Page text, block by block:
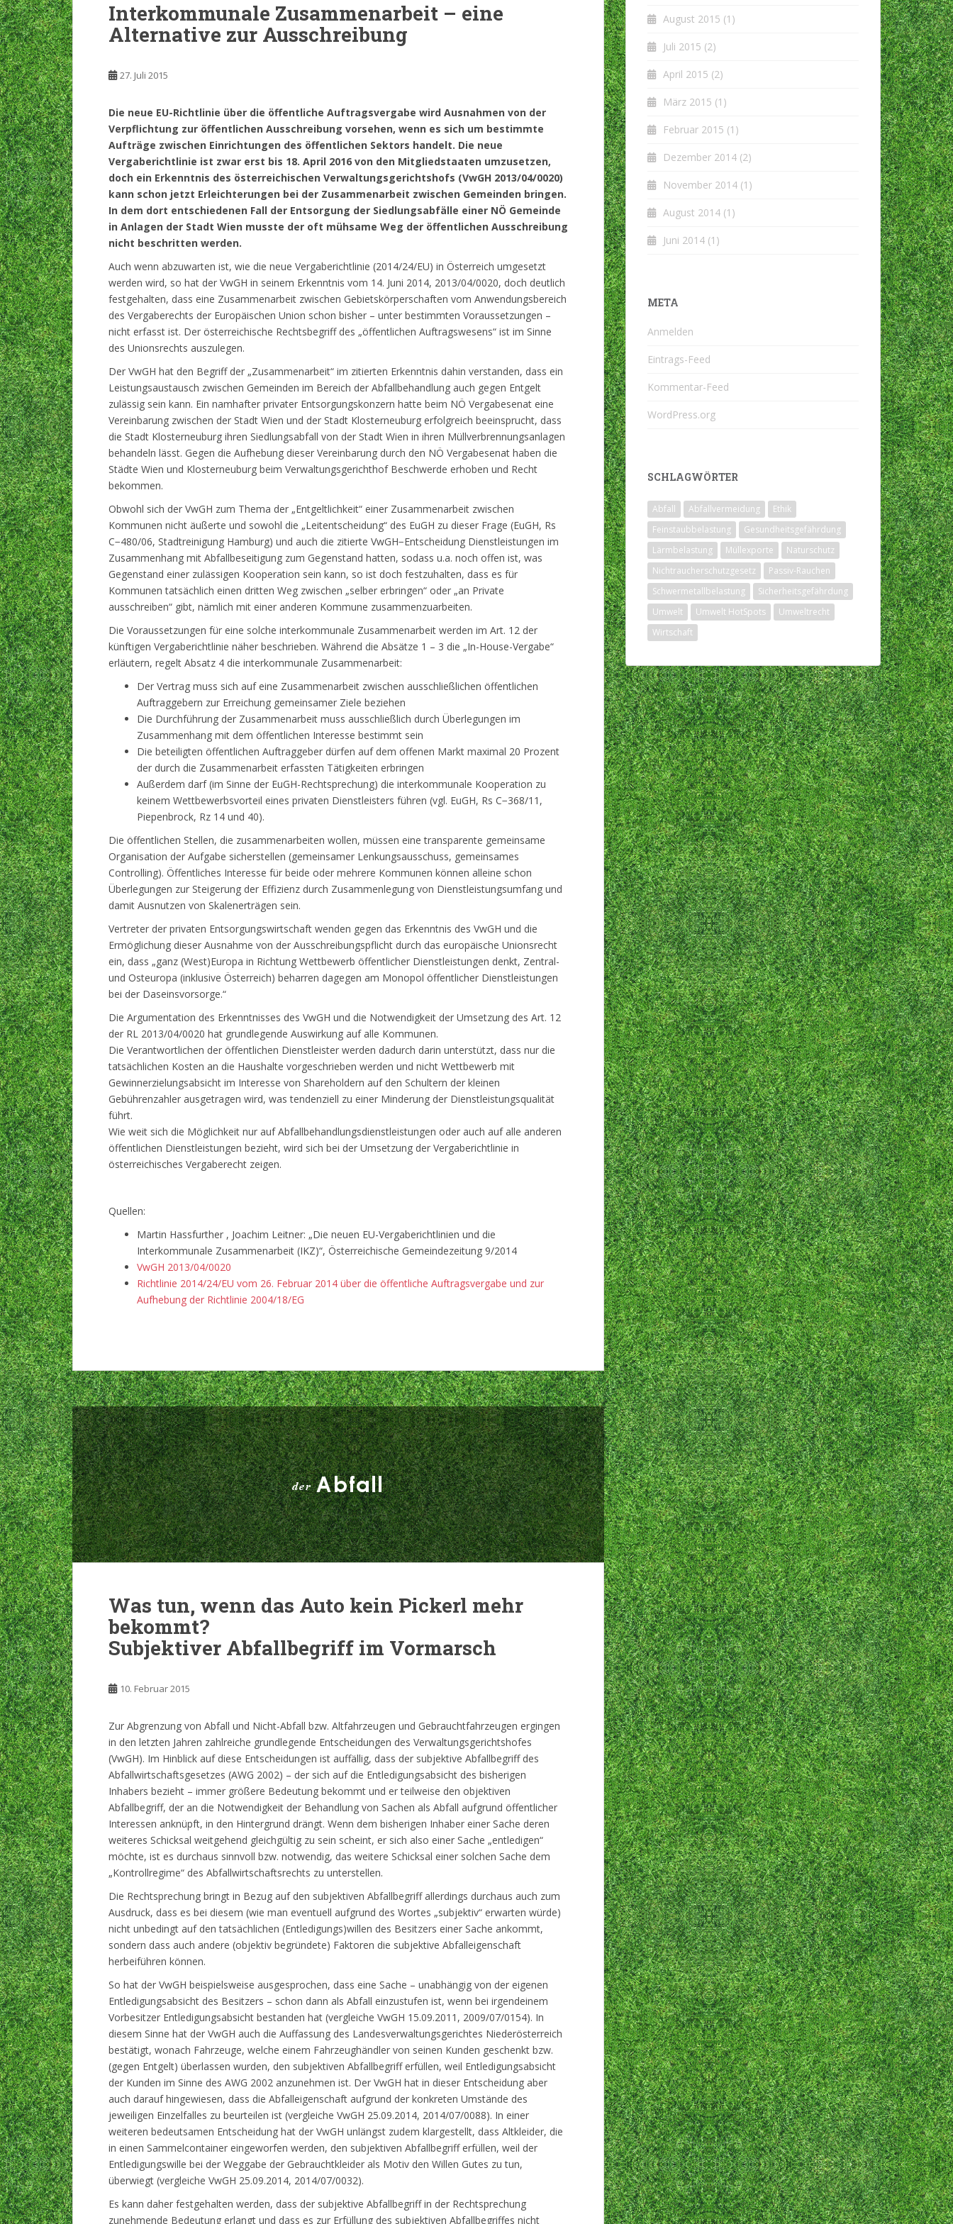
Interkommunale Zusammenarbeit – eine
Alternative zur Ausschreibung
27. Juli 2015
Die neue EU-Richtlinie über die öffentliche Auftragsvergabe wird Ausnahmen von der
Verpflichtung zur öffentlichen Ausschreibung vorsehen, wenn es sich um bestimmte
Aufträge zwischen Einrichtungen des öffentlichen Sektors handelt. Die neue
Vergaberichtlinie ist zwar erst bis 18. April 2016 von den Mitgliedstaaten umzusetzen,
doch ein Erkenntnis des österreichischen Verwaltungsgerichtshofs (VwGH 2013/04/0020)
kann schon jetzt Erleichterungen bei der Zusammenarbeit zwischen Gemeinden bringen.
In dem dort entschiedenen Fall der Entsorgung der Siedlungsabfälle einer NÖ Gemeinde
in Anlagen der Stadt Wien musste der oft mühsame Weg der öffentlichen Ausschreibung
nicht beschritten werden.
Auch wenn abzuwarten ist, wie die neue Vergaberichtlinie (2014/24/EU) in Österreich umgesetzt
werden wird, so hat der VwGH in seinem Erkenntnis vom 14. Juni 2014, 2013/04/0020, doch deutlich
festgehalten, dass eine Zusammenarbeit zwischen Gebietskörperschaften vom Anwendungsbereich
des Vergaberechts der Europäischen Union schon bisher – unter bestimmten Voraussetzungen –
nicht erfasst ist. Der österreichische Rechtsbegriff des „öffentlichen Auftragswesens“ ist im Sinne
des Unionsrechts auszulegen.
Der VwGH hat den Begriff der „Zusammenarbeit“ im zitierten Erkenntnis dahin verstanden, dass ein
Leistungsaustausch zwischen Gemeinden im Bereich der Abfallbehandlung auch gegen Entgelt
zulässig sein kann. Ein namhafter privater Entsorgungskonzern hatte beim NÖ Vergabesenat eine
Vereinbarung zwischen der Stadt Wien und der Stadt Klosterneuburg erfolgreich beeinsprucht, dass
die Stadt Klosterneuburg ihren Siedlungsabfall von der Stadt Wien in ihren Müllverbrennungsanlagen
behandeln lässt. Gegen die Aufhebung dieser Vereinbarung durch den NÖ Vergabesenat haben die
Städte Wien und Klosterneuburg beim Verwaltungsgerichthof Beschwerde erhoben und Recht
bekommen.
Obwohl sich der VwGH zum Thema der „Entgeltlichkeit“ einer Zusammenarbeit zwischen
Kommunen nicht äußerte und sowohl die „Leitentscheidung“ des EuGH zu dieser Frage (EuGH, Rs
C−480/06, Stadtreinigung Hamburg) und auch die zitierte VwGH−Entscheidung Dienstleistungen im
Zusammenhang mit Abfallbeseitigung zum Gegenstand hatten, sodass u.a. noch offen ist, was
Gegenstand einer zulässigen Kooperation sein kann, so ist doch festzuhalten, dass es für
Kommunen tatsächlich einen dritten Weg zwischen „selber erbringen“ oder „an Private
ausschreiben“ gibt, nämlich mit einer anderen Kommune zusammenzuarbeiten.
Die Voraussetzungen für eine solche interkommunale Zusammenarbeit werden im Art. 12 der
künftigen Vergaberichtlinie näher beschrieben. Während die Absätze 1 – 3 die „In-House-Vergabe“
erläutern, regelt Absatz 4 die interkommunale Zusammenarbeit:
Der Vertrag muss sich auf eine Zusammenarbeit zwischen ausschließlichen öffentlichen
Auftraggebern zur Erreichung gemeinsamer Ziele beziehen
Die Durchführung der Zusammenarbeit muss ausschließlich durch Überlegungen im
Zusammenhang mit dem öffentlichen Interesse bestimmt sein
Die beteiligten öffentlichen Auftraggeber dürfen auf dem offenen Markt maximal 20 Prozent
der durch die Zusammenarbeit erfassten Tätigkeiten erbringen
Außerdem darf (im Sinne der EuGH-Rechtsprechung) die interkommunale Kooperation zu
keinem Wettbewerbsvorteil eines privaten Dienstleisters führen (vgl. EuGH, Rs C−368/11,
Piepenbrock, Rz 14 und 40).
Die öffentlichen Stellen, die zusammenarbeiten wollen, müssen eine transparente gemeinsame
Organisation der Aufgabe sicherstellen (gemeinsamer Lenkungsausschuss, gemeinsames
Controlling). Öffentliches Interesse für beide oder mehrere Kommunen können alleine schon
Überlegungen zur Steigerung der Effizienz durch Zusammenlegung von Dienstleistungsumfang und
damit Ausnutzen von Skalenerträgen sein.
Vertreter der privaten Entsorgungswirtschaft wenden gegen das Erkenntnis des VwGH und die
Ermöglichung dieser Ausnahme von der Ausschreibungspflicht durch das europäische Unionsrecht
ein, dass „ganz (West)Europa in Richtung Wettbewerb öffentlicher Dienstleistungen denkt, Zentral-
und Osteuropa (inklusive Österreich) beharren dagegen am Monopol öffentlicher Dienstleistungen
bei der Daseinsvorsorge.“
Die Argumentation des Erkenntnisses des VwGH und die Notwendigkeit der Umsetzung des Art. 12
der RL 2013/04/0020 hat grundlegende Auswirkung auf alle Kommunen.
Die Verantwortlichen der öffentlichen Dienstleister werden dadurch darin unterstützt, dass nur die
tatsächlichen Kosten an die Haushalte vorgeschrieben werden und nicht Wettbewerb mit
Gewinnerzielungsabsicht im Interesse von Shareholdern auf den Schultern der kleinen
Gebührenzahler ausgetragen wird, was tendenziell zu einer Minderung der Dienstleistungsqualität
führt.
Wie weit sich die Möglichkeit nur auf Abfallbehandlungsdienstleistungen oder auch auf alle anderen
öffentlichen Dienstleistungen bezieht, wird sich bei der Umsetzung der Vergaberichtlinie in
österreichisches Vergaberecht zeigen.
Quellen:
Martin Hassfurther , Joachim Leitner: „Die neuen EU-Vergaberichtlinien und die
Interkommunale Zusammenarbeit (IKZ)“, Österreichische Gemeindezeitung 9/2014
VwGH 2013/04/0020
Richtlinie 2014/24/EU vom 26. Februar 2014 über die öffentliche Auftragsvergabe und zur
Aufhebung der Richtlinie 2004/18/EG
Was tun, wenn das Auto kein Pickerl mehr
bekommt?
Subjektiver Abfallbegriff im Vormarsch
10. Februar 2015
Zur Abgrenzung von Abfall und Nicht-Abfall bzw. Altfahrzeugen und Gebrauchtfahrzeugen ergingen
in den letzten Jahren zahlreiche grundlegende Entscheidungen des Verwaltungsgerichtshofes
(VwGH). Im Hinblick auf diese Entscheidungen ist auffällig, dass der subjektive Abfallbegriff des
Abfallwirtschaftsgesetzes (AWG 2002) – der sich auf die Entledigungsabsicht des bisherigen
Inhabers bezieht – immer größere Bedeutung bekommt und er teilweise den objektiven
Abfallbegriff, der an die Notwendigkeit der Behandlung von Sachen als Abfall aufgrund öffentlicher
Interessen anknüpft, in den Hintergrund drängt. Wenn dem bisherigen Inhaber einer Sache deren
weiteres Schicksal weitgehend gleichgültig zu sein scheint, er sich also einer Sache „entledigen“
möchte, ist es durchaus sinnvoll bzw. notwendig, das weitere Schicksal einer solchen Sache dem
„Kontrollregime“ des Abfallwirtschaftsrechts zu unterstellen.
Die Rechtsprechung bringt in Bezug auf den subjektiven Abfallbegriff allerdings durchaus auch zum
Ausdruck, dass es bei diesem (wie man eventuell aufgrund des Wortes „subjektiv“ erwarten würde)
nicht unbedingt auf den tatsächlichen (Entledigungs)willen des Besitzers einer Sache ankommt,
sondern dass auch andere (objektiv begründete) Faktoren die subjektive Abfalleigenschaft
herbeiführen können.
So hat der VwGH beispielsweise ausgesprochen, dass eine Sache – unabhängig von der eigenen
Entledigungsabsicht des Besitzers – schon dann als Abfall einzustufen ist, wenn bei irgendeinem
Vorbesitzer Entledigungsabsicht bestanden hat (vergleiche VwGH 15.09.2011, 2009/07/0154). In
diesem Sinne hat der VwGH auch die Auffassung des Landesverwaltungsgerichtes Niederösterreich
bestätigt, wonach Fahrzeuge, welche einem Fahrzeughändler von seinen Kunden geschenkt bzw.
(gegen Entgelt) überlassen wurden, den subjektiven Abfallbegriff erfüllen, weil Entledigungsabsicht
der Kunden im Sinne des AWG 2002 anzunehmen ist. Der VwGH hat in dieser Entscheidung aber
auch darauf hingewiesen, dass die Abfalleigenschaft aufgrund der konkreten Umstände des
jeweiligen Einzelfalles zu beurteilen ist (vergleiche VwGH 25.09.2014, 2014/07/0088). In einer
weiteren bedeutsamen Entscheidung hat der VwGH unlängst zudem klargestellt, dass Altkleider, die
in einen Sammelcontainer eingeworfen werden, den subjektiven Abfallbegriff erfüllen, weil der
Entledigungswille bei der Weggabe der Gebrauchtkleider als Motiv den Willen Gutes zu tun,
überwiegt (vergleiche VwGH 25.09.2014, 2014/07/0032).
Es kann daher festgehalten werden, dass der subjektive Abfallbegriff in der Rechtsprechung
zunehmende Bedeutung erlangt und dass es zur Erfüllung des subjektiven Abfallbegriffes nicht
August 2015 (1)
Juli 2015 (2)
April 2015 (2)
März 2015 (1)
Februar 2015 (1)
Dezember 2014 (2)
November 2014 (1)
August 2014 (1)
Juni 2014 (1)
META
Anmelden
Eintrags-Feed
Kommentar-Feed
WordPress.org
SCHLAGWÖRTER
Abfall Abfallvermeidung
Ethik
Feinstaubbelastung
Gesundheitsgefährdung
Lärmbelastung
Müllexporte
Naturschutz
Nichtraucherschutzgesetz
Passiv-Rauchen
Schwermetallbelastung
Sicherheitsgefährdung
Umwelt
Umwelt HotSpots
Umweltrecht
Wirtschaft